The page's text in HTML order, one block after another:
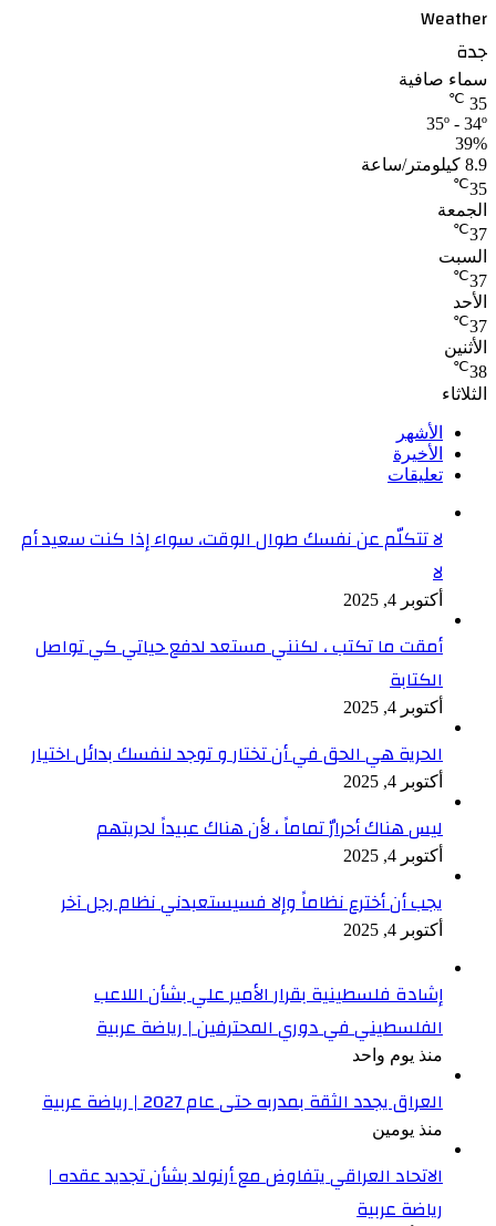
Weather
جدة
سماء صافية
35
℃
35º - 34º
39%
8.9 كيلومتر/ساعة
35
℃
الجمعة
37
℃
السبت
37
℃
الأحد
37
℃
الأثنين
38
℃
الثلاثاء
الأشهر
الأخيرة
تعليقات
لا تتكلّم عن نفسك طوال الوقت، سواء إذا كنت سعيد أم
لا
أكتوبر 4, 2025
أمقت ما تكتب ، لكنني مستعد لدفع حياتي كي تواصل
الكتابة
أكتوبر 4, 2025
الحرية هي الحق في أن تختار و توجد لنفسك بدائل اختيار
أكتوبر 4, 2025
ليس هناك أحرارٌ تماماً ، لأن هناك عبيداً لحريتهم
أكتوبر 4, 2025
يجب أن أخترع نظاماً وإلا فسيستعبدني نظام رجل آخر
أكتوبر 4, 2025
إشادة فلسطينية بقرار الأمير علي بشأن اللاعب
الفلسطيني في دوري المحترفين | رياضة عربية
منذ يوم واحد
العراق يجدد الثقة بمدربه حتى عام 2027 | رياضة عربية
منذ يومين
الاتحاد العراقي يتفاوض مع أرنولد بشأن تجديد عقده |
رياضة عربية